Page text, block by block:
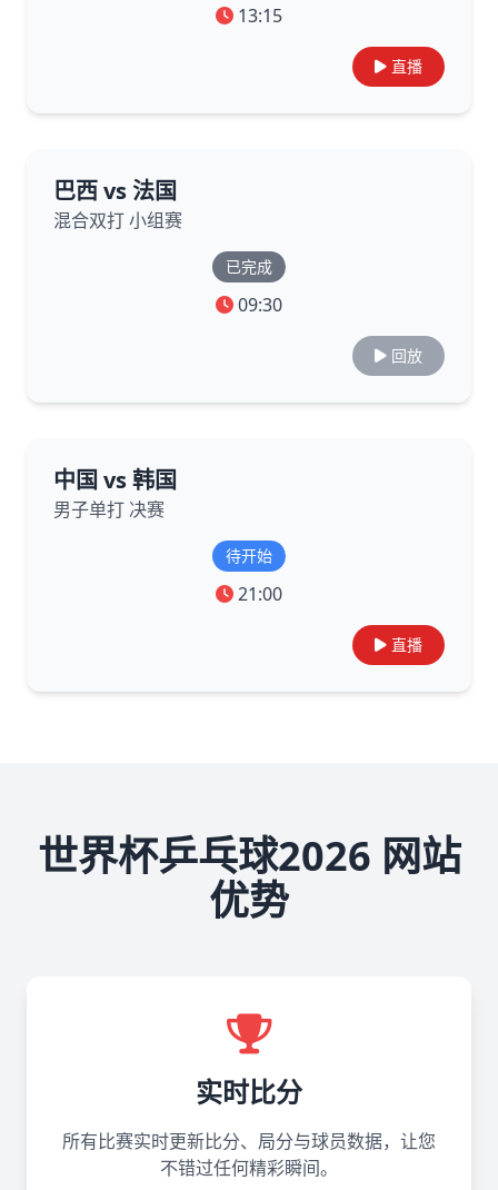
13:15
直播
巴西 vs 法国
混合双打 小组赛
已完成
09:30
回放
中国 vs 韩国
男子单打 决赛
待开始
21:00
直播
世界杯乒乓球2026 网站
优势
实时比分
所有比赛实时更新比分、局分与球员数据，让您
不错过任何精彩瞬间。